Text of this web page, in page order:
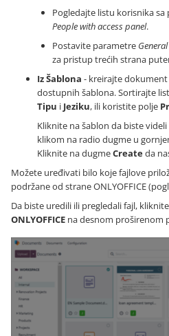
Pogledajte listu korisnika
People with access panel.
Postavite parametre
za pristup trećih strana
Iz Šablona - kreirajte
dostupnih šablona. Sortirajte
Tipu i Jeziku, ili koristite polje
Kliknite na šablon da biste
klikom na radio dugme u
Kliknite na dugmeCreateda
Možete uređivati bilo koje fajlove
podržane od strane ONLYOFFICE
Da biste uredili ili pregledali fajl,
ONLYOFFICE na desnom proširenom